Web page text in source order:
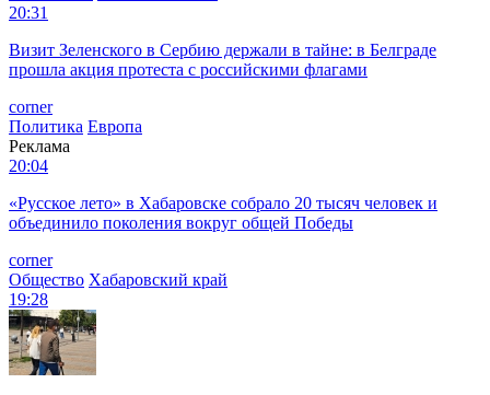
20:31
Визит Зеленского в Сербию держали в тайне: в Белграде
прошла акция протеста с российскими флагами
corner
Политика Европа
Реклама
20:04
«Русское лето» в Хабаровске собрало 20 тысяч человек и
объединило поколения вокруг общей Победы
corner
Общество Хабаровский край
19:28